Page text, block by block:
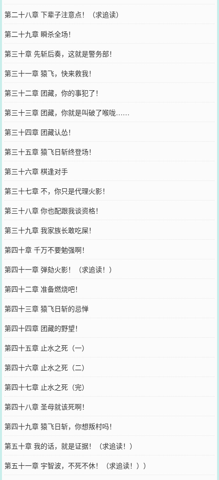
第二十八章 下辈子注意点！（求追读）
第二十九章 瞬杀全场！
第三十章 先斩后奏，这就是警务部！
第三十一章 猿飞，快来救我！
第三十二章 团藏，你的事犯了！
第三十三章 团藏，你就是叫破了喉咙……
第三十四章 团藏认怂！
第三十五章 猿飞日斩终登场！
第三十六章 棋逢对手
第三十七章 不，你只是代理火影！
第三十八章 你也配跟我谈资格！
第三十九章 我家族长敢吃屎！
第四十章 千万不要勉强啊！
第四十一章 弹劾火影！（求追读！）
第四十二章 准备燃烧吧！
第四十三章 猿飞日斩的忌惮
第四十四章 团藏的野望！
第四十五章 止水之死（一）
第四十六章 止水之死（二）
第四十七章 止水之死（完）
第四十八章 圣母就该死啊！
第四十九章 猿飞日斩，你想叛村吗！
第五十章 我的话，就是证据！（求追读！）
第五十一章 宇智波，不死不休！（求追读！））